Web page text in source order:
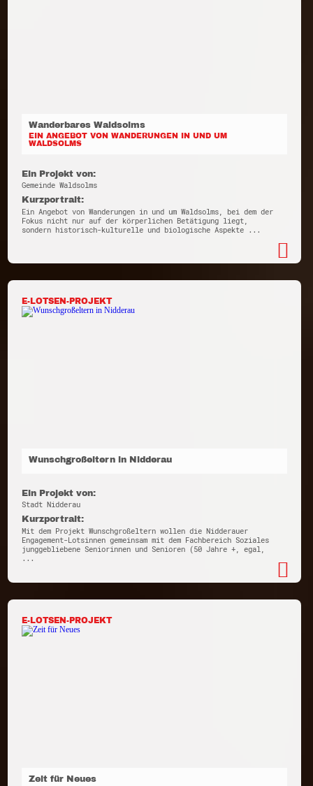
Wanderbares Waldsolms
EIN ANGEBOT VON WANDERUNGEN IN UND UM
WALDSOLMS
Ein Projekt von:
Gemeinde Waldsolms
Kurzportrait:
Ein Angebot von Wanderungen in und um Waldsolms, bei dem der
Fokus nicht nur auf der körperlichen Betätigung liegt,
sondern historisch-kulturelle und biologische Aspekte ...
E-LOTSEN-PROJEKT
Wunschgroßeltern in Nidderau
Ein Projekt von:
Stadt Nidderau
Kurzportrait:
Mit dem Projekt Wunschgroßeltern wollen die Nidderauer
Engagement-Lotsinnen gemeinsam mit dem Fachbereich Soziales
junggebliebene Seniorinnen und Senioren (50 Jahre +, egal,
...
E-LOTSEN-PROJEKT
Zeit für Neues